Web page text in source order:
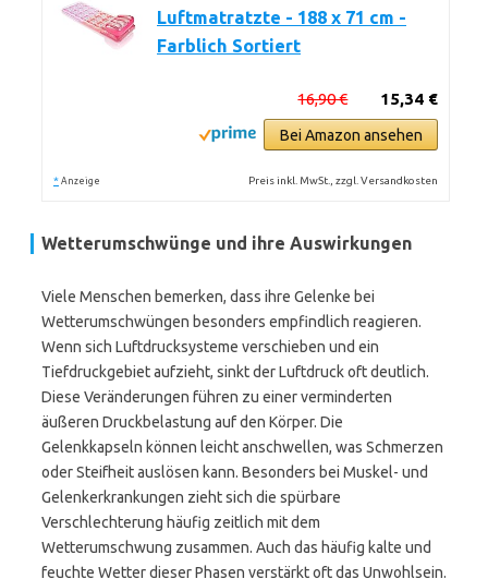
Luftmatratzte - 188 x 71 cm -
Farblich Sortiert
15,34 €
16,90 €
Bei Amazon ansehen
* Anzeige Preis inkl. MwSt., zzgl. Versandkosten
Wetterumschwünge und ihre Auswirkungen
Viele Menschen bemerken, dass ihre Gelenke bei
Wetterumschwüngen besonders empfindlich reagieren.
Wenn sich Luftdrucksysteme verschieben und ein
Tiefdruckgebiet aufzieht, sinkt der Luftdruck oft deutlich.
Diese Veränderungen führen zu einer verminderten
äußeren Druckbelastung auf den Körper. Die
Gelenkkapseln können leicht anschwellen, was Schmerzen
oder Steifheit auslösen kann. Besonders bei Muskel- und
Gelenkerkrankungen zieht sich die spürbare
Verschlechterung häufig zeitlich mit dem
Wetterumschwung zusammen. Auch das häufig kalte und
feuchte Wetter dieser Phasen verstärkt oft das Unwohlsein.